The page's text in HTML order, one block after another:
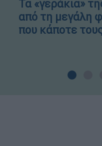
Τα «γεράκια»
από τη μεγάλη
που κάποτε